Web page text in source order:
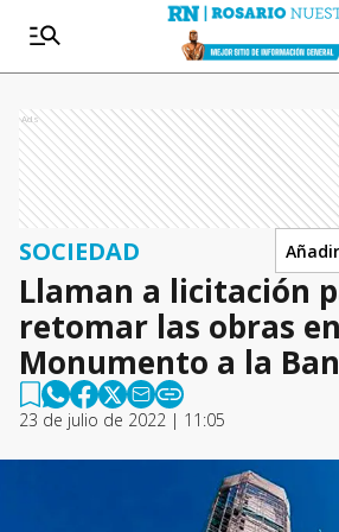
Ads
SOCIEDAD
Llaman a licitación
retomar las obras
Monumento a la
23 de julio de 2022 | 11:05